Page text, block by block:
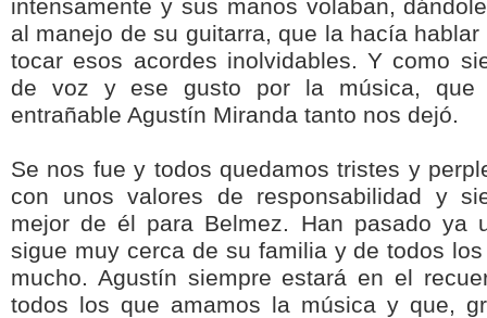
intensamente y sus manos volaban,
al manejo de su guitarra, que la hacía
tocar esos acordes inolvidables. Y como
de voz y ese gusto por la música, que
entrañable Agustín Miranda tanto nos dejó.
Se nos fue y todos quedamos tristes y
con unos valores de responsabilidad y
mejor de él para Belmez. Han pasado ya
sigue muy cerca de su familia y de todos
mucho. Agustín siempre estará en el
todos los que amamos la música y que,